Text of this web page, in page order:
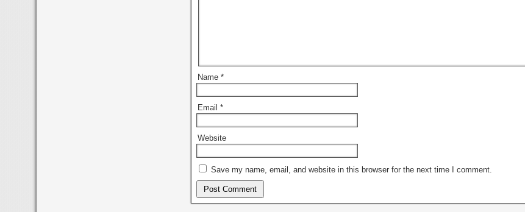
Name *
Email *
Website
Save my name, email, and website in this browser for the next time I comment.